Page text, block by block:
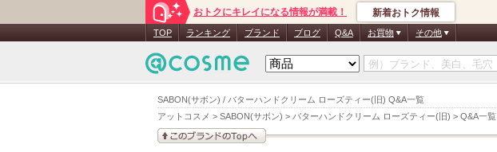
SABON(サボン) / バターハンドクリーム ローズティー(旧) Q&A一覧
アットコスメ > SABON(サボン) > バターハンドクリーム ローズティー(旧) > Q&A一覧
おトクにキレイになる情報が満載！ 新着おトク情報
TOP ランキング ブランド ブログ Q&A お買物 その他